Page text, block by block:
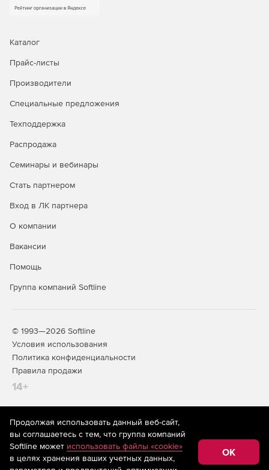
Упрощенная команда «Миграция».
продолжена поддержка Windows Server 2016.
Каталог
Прайс-листы
Производители
Специальные предложения
Техподдержка
Распродажа
Семинары и вебинары
Стать партнером
Вход в ЛК партнера
О компании
Вакансии
Помощь
Группа компаний Softline
© 1993—2026 Softline
Условия использования
Политика конфиденциальности
Правила продажи
14+
На информационном ресурсе store.softline.ru применяются
рекомендательные технологии(информационные технологии
предоставления информации на основе сбора,
систематизации и анализа сведений, относящихся к
предпочтениям пользователей сети «Интернет»,
Продолжая использовать данный веб-сайт,
вы соглашаетесь с тем, что группа компаний
Softline может использовать файлы «cookie»
в целях хранения ваших учетных данных,
OK